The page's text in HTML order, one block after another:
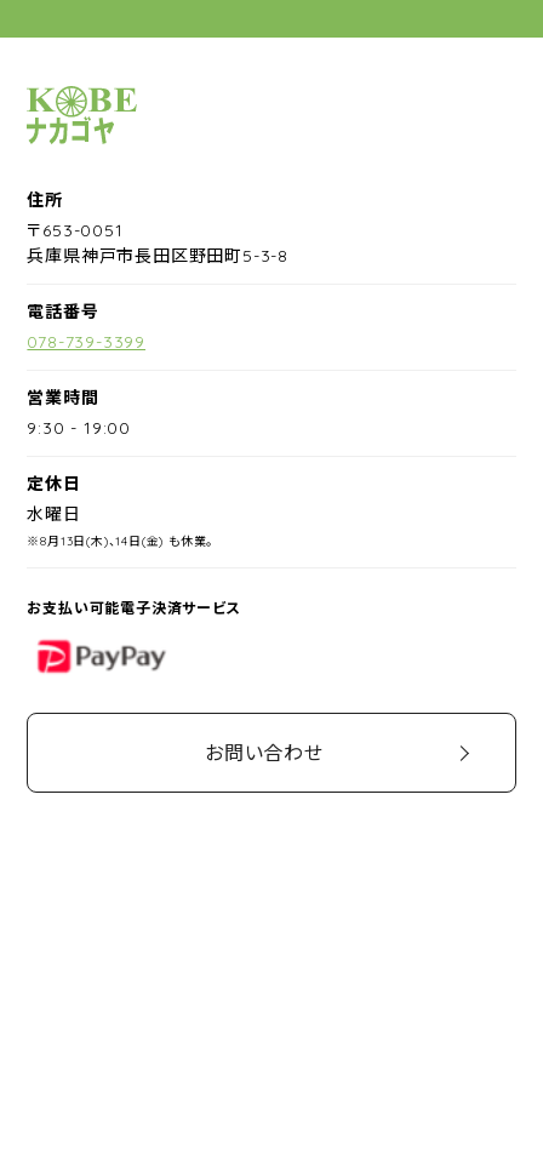
サイクルショップナカゴヤ
住所
〒653-0051
兵庫県神戸市長田区野田町5-3-8
電話番号
078-739-3399
営業時間
9:30 -19:00
定休日
水曜日
※8月13日(木)、14日(金) も休業。
お支払い可能電子決済サービス
PayPay
お問い合わせ